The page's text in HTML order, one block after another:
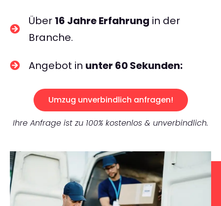
Über 16 Jahre Erfahrung in der
Branche.
Angebot in unter 60 Sekunden:
Umzug unverbindlich anfragen!
Ihre Anfrage ist zu 100% kostenlos & unverbindlich.